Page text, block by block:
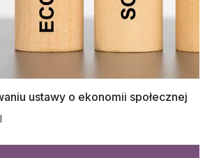
ustawy o ekonomii społecznej